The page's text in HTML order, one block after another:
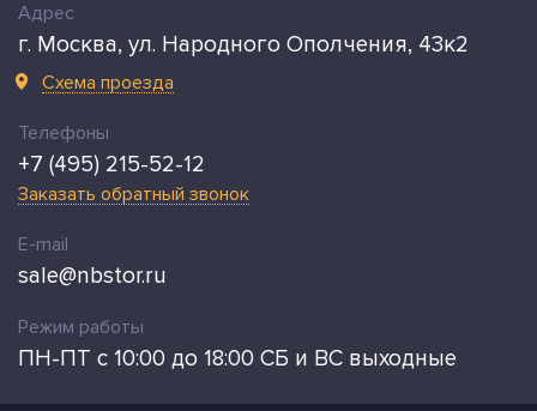
Адрес
г. Москва, ул. Народного Ополчения, 43к2
Схема проезда
Телефоны
+7 (495) 215-52-12
Заказать обратный звонок
E-mail
sale@nbstor.ru
Режим работы
ПН-ПТ с 10:00 до 18:00 СБ и ВС выходные